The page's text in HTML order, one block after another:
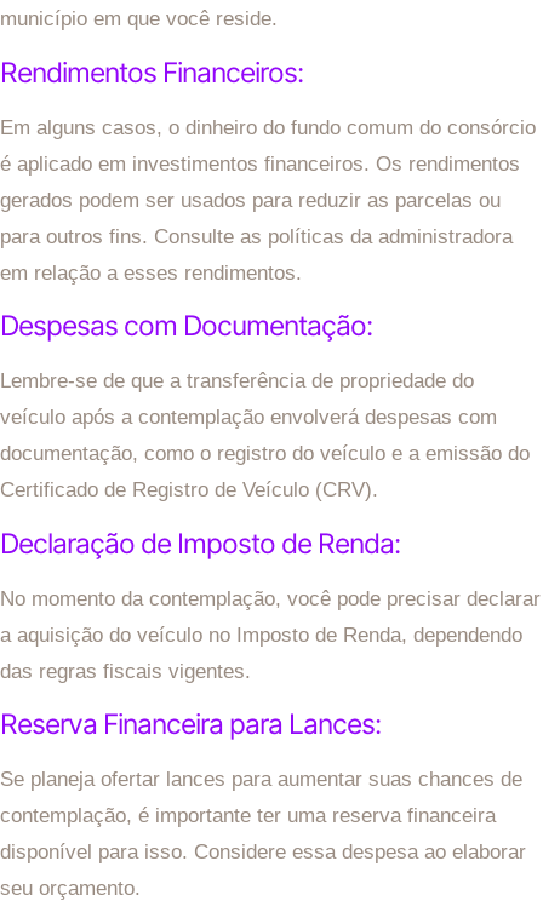
município em que você reside.
Rendimentos Financeiros:
Em alguns casos, o dinheiro do fundo comum do consórcio
é aplicado em investimentos financeiros. Os rendimentos
gerados podem ser usados para reduzir as parcelas ou
para outros fins. Consulte as políticas da administradora
em relação a esses rendimentos.
Despesas com Documentação:
Lembre-se de que a transferência de propriedade do
veículo após a contemplação envolverá despesas com
documentação, como o registro do veículo e a emissão do
Certificado de Registro de Veículo (CRV).
Declaração de Imposto de Renda:
No momento da contemplação, você pode precisar declarar
a aquisição do veículo no Imposto de Renda, dependendo
das regras fiscais vigentes.
Reserva Financeira para Lances:
Se planeja ofertar lances para aumentar suas chances de
contemplação, é importante ter uma reserva financeira
disponível para isso. Considere essa despesa ao elaborar
seu orçamento.